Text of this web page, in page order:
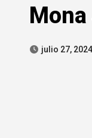
julio 27, 2024